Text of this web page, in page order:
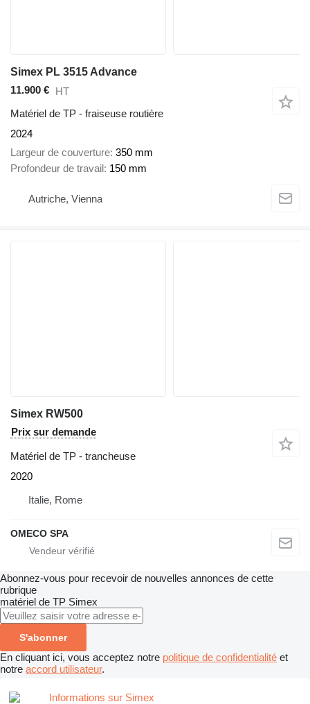
Simex PL 3515 Advance
11.900 € HT
Matériel de TP - fraiseuse routière
2024
Largeur de couverture 350 mm
Profondeur de travail 150 mm
Autriche, Vienna
Simex RW500
Prix sur demande
Matériel de TP - trancheuse
2020
Italie, Rome
OMECO SPA
Abonnez-vous pour recevoir de nouvelles annonces de cette
rubrique
matériel de TP Simex
S'abonner
En cliquant ici, vous acceptez notre politique de confidentialité et
notre accord utilisateur.
Informations sur Simex